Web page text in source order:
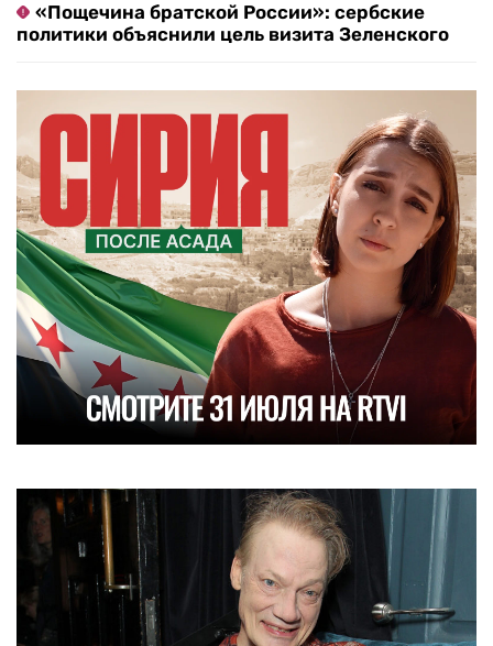
«Пощечина братской России»: сербские
политики объяснили цель визита Зеленского